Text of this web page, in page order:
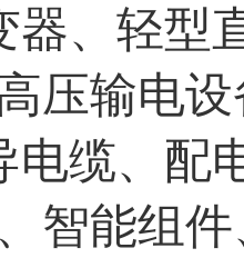
器、轻型
压输电
电缆、配
智能组